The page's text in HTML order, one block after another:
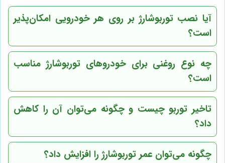
آیا نصب توربوشارژ بر روی هر خودرویی امکان‌پذیر
است؟
چه نوع روغنی برای خودروهای توربوشارژ مناسب
است؟
تاخیر توربو چیست و چگونه می‌توان آن را کاهش
داد؟
چگونه می‌توان عمر توربوشارژ را افزایش داد؟